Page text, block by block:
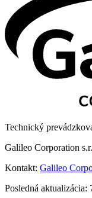
Technický
Galileo Corporation
Kontakt: Galileo
Posledná aktualizácia: